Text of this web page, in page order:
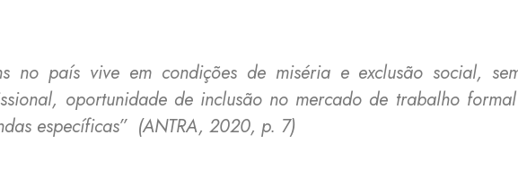
no país vive em condições de miséria e exclusão social,
oportunidade de inclusão no mercado de trabalho
específicas” (ANTRA, 2020, p. 7)